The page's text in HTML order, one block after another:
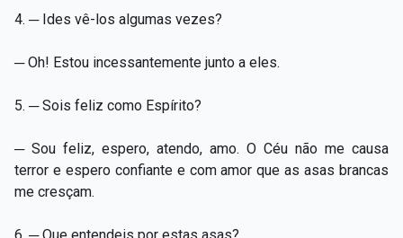
4. ─ Ides vê-los algumas vezes?
─ Oh! Estou incessantemente junto a eles.
5. ─ Sois feliz como Espírito?
─ Sou feliz, espero, atendo, amo. O Céu não me causa
terror e espero confiante e com amor que as asas brancas
me cresçam.